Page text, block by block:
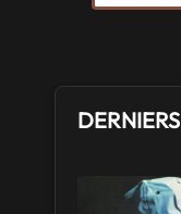
SALONS &
Lanthenay
Boc'N'Geek
Samedi 26et
DERNIERS